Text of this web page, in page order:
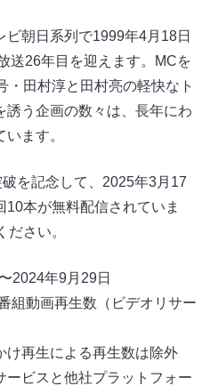
ビ朝日系列で1999年4月18日
送26年目を迎えます。MCを
・田村淳と田村亮の軽快なト
誘う企画の数々は、長年にわ
ます。
を記念して、2025年3月17
10本が無料配信されていま
さい。
2024年9月29日
組動画再⽣数（ビデオリサー
再生による再生数は除外
ビスと他社プラットフォー